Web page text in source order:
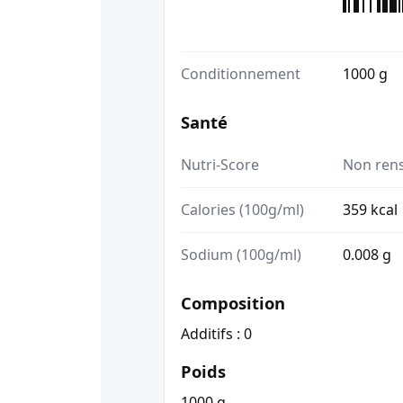
Conditionnement 1000 g
Santé
Nutri-Score Non
Calories (100g/ml) 359 kcal
Sodium (100g/ml) 0.008 g
Composition
Additifs : 0
Poids